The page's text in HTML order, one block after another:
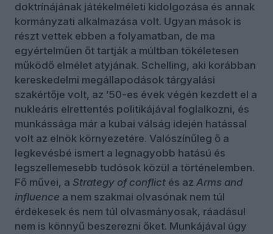
doktrínájának játékelméleti kidolgozása és annak
kormányzati alkalmazása volt. Ugyan mások is
részt vettek ebben a folyamatban, de ma
egyértelműen őt tartják a múltban tökéletesen
működő elmélet atyjának. Schelling, aki korábban
kereskedelmi megállapodások tárgyalási
szakértője volt, az ’50-es évek végén kezdett el a
nukleáris elrettentés politikájával foglalkozni, és
munkássága már a kubai válság idején hatással
volt az elnök környezetére. Valószínűleg ő a
legkevésbé ismert a legnagyobb hatású és
legszellemesebb tudósok közül a történelemben.
Fő művei, a Strategy of conflict és az Arms and
influence a nem szakmai olvasónak nem túl
érdekesek és nem túl olvasmányosak, ráadásul
nem is könnyű beszerezni őket. Munkájával úgy